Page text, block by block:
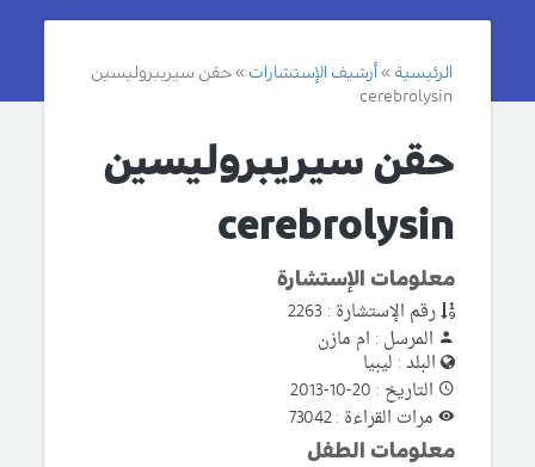
الرئيسية أرشيف الإستشارات
حقن سيريبروليسين
cerebrolysin
حقن سيريبروليسين
cerebrolysin
معلومات الإستشارة
رقم الإستشارة : 2263
المرسل : ام مازن
البلد : ليبيا
التاريخ : 20-10-2013
مرات القراءة : 73042
معلومات الطفل